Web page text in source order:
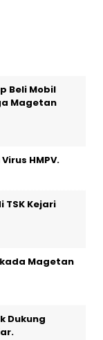
Beli Mobil
Magetan
HMPV.
Kejari
Magetan
Dukung